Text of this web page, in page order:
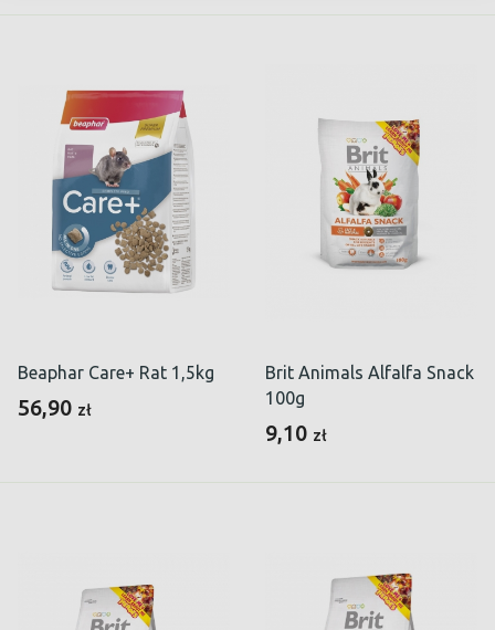
Beaphar Care+ Rat 1,5kg
56,90 zł
Brit Animals Alfalfa Snack
100g
9,10 zł